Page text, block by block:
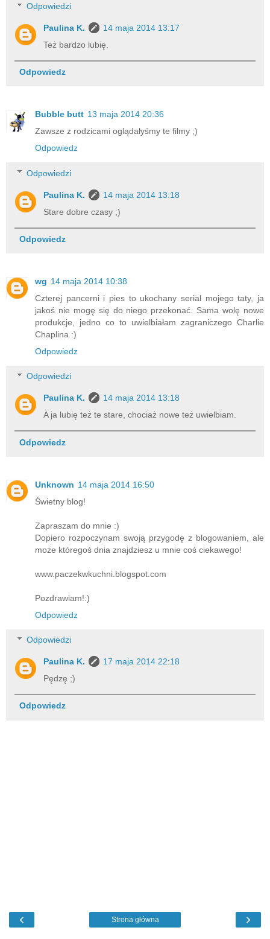
Odpowiedzi
Paulina K.
14 maja 2014 13:17
Też bardzo lubię.
Odpowiedz
Bubble butt 13 maja 2014 20:36
Zawsze z rodzicami oglądałyśmy te filmy ;)
Odpowiedz
Odpowiedzi
Paulina K.
14 maja 2014 13:18
Stare dobre czasy ;)
Odpowiedz
wg 14 maja 2014 10:38
Czterej pancerni i pies to ukochany serial mojego taty, ja
jakoś nie mogę się do niego przekonać. Sama wolę nowe
produkcje, jedno co to uwielbiałam zagraniczego Charlie
Chaplina :)
Odpowiedz
Odpowiedzi
Paulina K.
14 maja 2014 13:18
A ja lubię też te stare, chociaż nowe też uwielbiam.
Odpowiedz
Unknown 14 maja 2014 16:50
Świetny blog!
Zapraszam do mnie :)
Dopiero rozpoczynam swoją przygodę z blogowaniem, ale
może któregoś dnia znajdziesz u mnie coś ciekawego!
www.paczekwkuchni.blogspot.com
Pozdrawiam!:)
Odpowiedz
Odpowiedzi
Paulina K.
17 maja 2014 22:18
Pędzę ;)
Odpowiedz
‹ ›
Strona główna